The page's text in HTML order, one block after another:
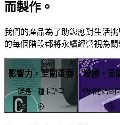
而製作。
我們的產品為了助您應對生活
的每個階段都將永續經營視為關
影響力，至關重要
碳是一種卡路里
塑膠，至
塑料應始終